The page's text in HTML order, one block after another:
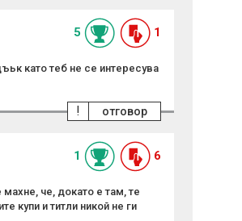
5 1
като теб не се интересува
отговор
!
1 6
че, докато е там, те
купи и титли никой не ги